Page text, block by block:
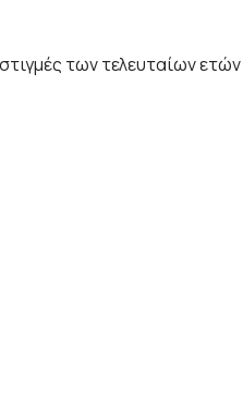
των τελευταίων